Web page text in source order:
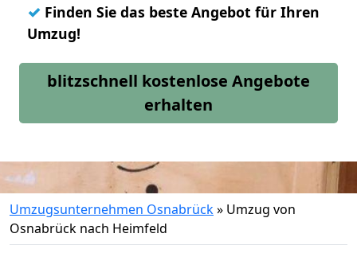
✓ Finden Sie das beste Angebot für Ihren
Umzug!
blitzschnell kostenlose Angebote
erhalten
Umzugsunternehmen Osnabrück» Umzug von
Osnabrück nach Heimfeld